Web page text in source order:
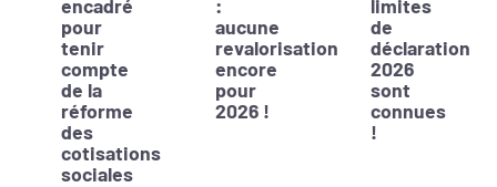
encadré
pour
tenir
compte
de la
réforme
des
cotisations
sociales
:
aucune
revalorisation
encore
pour
2026 !
limites
de
déclaration
2026
sont
connues
!